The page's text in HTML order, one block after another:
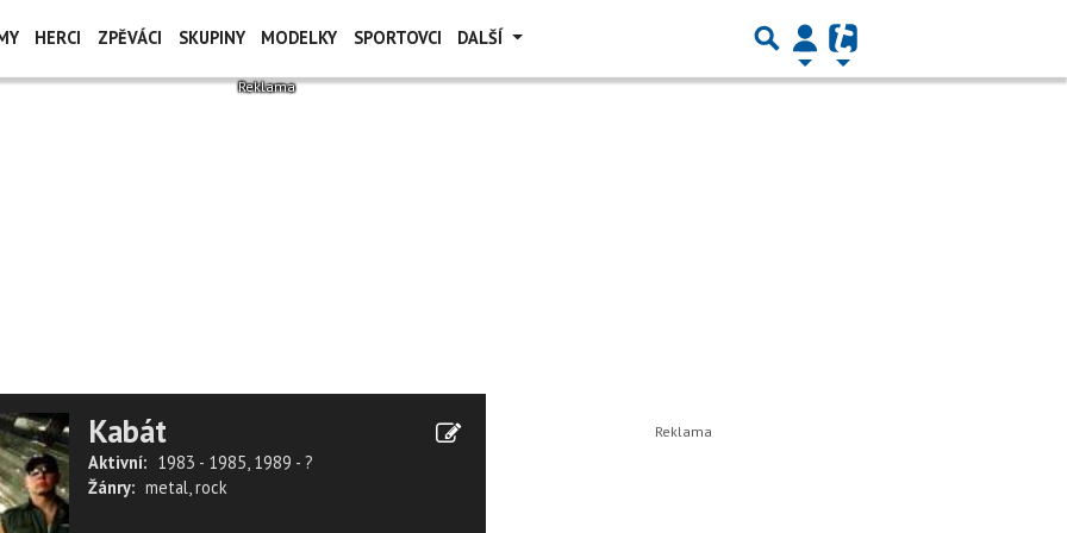
HERCI ZPĚVÁCI SKUPINY MODELKY SPORTOVCI DALŠÍ
Kabát
Aktivní: 1983 - 1985, 1989 - ?
Žánry: metal,rock